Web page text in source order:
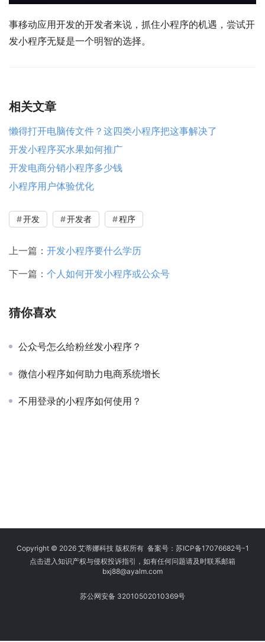
事移动应用开发的开发者来说，抓住小程序的机遇，尝试开
发小程序无疑是一个明智的选择。
相关文章
懒得打开电脑传文件？这四类小程序把这事解决了
开发小程序买水果如何推广
开发电商分销小程序多少钱
小程序用户体验优化
开发 开发者 程序
上一篇： 开发小程序要什么学历
下一篇： 个人如何开发小程序或公众号
猜你喜欢
公众号怎么给粉丝发小程序？
微信小程序如何助力电商系统增长
不用登录的小程序如何使用？
Copyright © 2026 艾蒂娜科技 版权所有 备案号： 苏ICP备17076682号-1
点击进入知识产权与侵权投诉指引，如有任何问题请及时联系邮箱
bxj88@ayalm.com
苏公网安备 32010502010369号